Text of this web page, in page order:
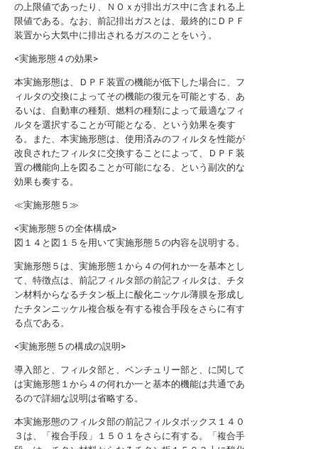
の上限値であったり、ＮＯｘが排出ガス中に含まれる上
限値である。なお、前記排出ガスとは、最終的にＤＰＦ
装置から大気中に排出されるガスのことをいう。
<実施形態４の効果>
本実施形態は、ＤＰＦ装置の機能が低下した場合に、フ
ィルタの交換によってその機能の復元を可能とする、あ
るいは、自動車の種類、燃料の種類によって最適なフィ
ルタを選択することが可能となる、という効果を奏す
る。また、本実施形態は、使用済みのフィルタを性能が
改良されたフィルタに交換することによって、ＤＰＦ装
置の機能向上を図ることが可能になる、という副次的な
効果も奏する。
≪実施形態５≫
<実施形態５の全体構成>
図１４と図１５を用いて実施形態５の内容を説明する。
実施形態５は、実施形態１から４の何れか一を基本とし
て、特徴点は、前記フィルタ部の前記フィルタは、チタ
ン材料からなるチタン板上に酸化ニッケル薄膜を形成し
たチタンニッケル複合板を有する複合手段をさらに有す
る点である。
<実施形態５の構成の説明>
導入部と、フィルタ部と、ベンチュリー部と、に関して
は実施形態１から４の何れか一と基本的機能は共通であ
るので詳細な説明は省略する。
本実施形態のフィルタ部の前記フィルタボックス１４０
３は、「複合手段」１５０１をさらに有する。「複合手